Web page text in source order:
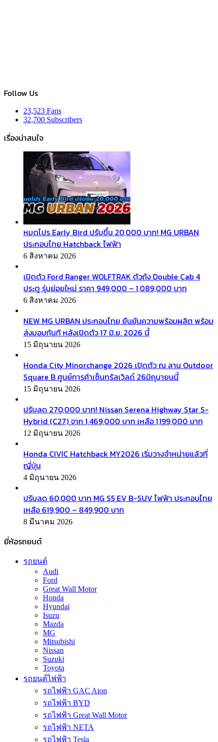
Follow Us
23,523 Fans
32,700 Subscribers
เรื่องน่าสนใจ
หมดโปร Early Bird ปรับขึ้น 20,000 บาท! MG URBAN
ประกอบไทย Hatchback ไฟฟ้า
6 สิงหาคม 2026
เปิดตัว Ford Ranger WOLFTRAK ตัวถัง Double Cab 4
ประตู รุ่นย่อยใหม่ ราคา 949,000 – 1,089,000 บาท
6 สิงหาคม 2026
NEW MG URBAN ประกอบไทย ยืนยันความพร้อมผลิต พร้อม
ส่งมอบทันที หลังเปิดตัว 17 มิ.ย. 2026 นี้
15 มิถุนายน 2026
Honda City Minorchange 2026 เปิดตัว ณ ลาน Outdoor
Square B ศูนย์การค้าเซ็นทรัลเวิลด์ 26มิถุนายนนี้
15 มิถุนายน 2026
ปรับลด 270,000 บาท! Nissan Serena Highway Star S-
Hybrid (C27) จาก 1,469,000 บาท เหลือ 1,199,000 บาท
12 มิถุนายน 2026
Honda CIVIC Hatchback MY2026 เริ่มวางจำหน่ายแล้วที่
ญี่ปุ่น
4 มิถุนายน 2026
ปรับลด 60,000 บาท MG S5 EV B-SUV ไฟฟ้า ประกอบไทย
เหลือ 619,900 – 849,900 บาท
8 มีนาคม 2026
ยี่ห้อรถยนต์
รถยนต์
Audi
Ford
Great Wall Motor
Honda
Hyundai
Isuzu
Mazda
MG
Mitsubishi
Nissan
Suzuki
Toyota
รถยนต์ไฟฟ้า
รถไฟฟ้า GAC Aion
รถไฟฟ้า BYD
รถไฟฟ้า Great Wall Motor
รถไฟฟ้า NETA
รถไฟฟ้า Tesla